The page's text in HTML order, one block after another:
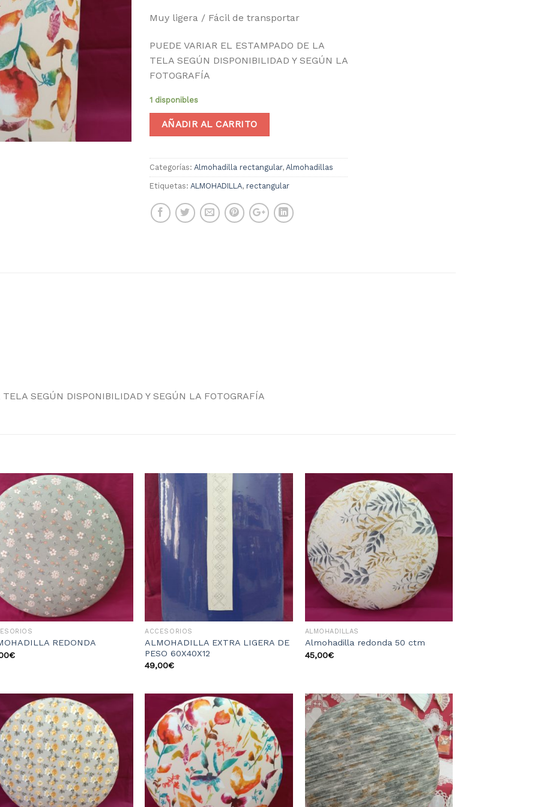
Muy ligera / Fácil de transportar
PUEDE VARIAR EL ESTAMPADO DE LA
TELA SEGÚN DISPONIBILIDAD Y SEGÚN LA
FOTOGRAFÍA
1 disponibles
AÑADIR AL CARRITO
Categorías: Almohadilla rectangular, Almohadillas
Etiquetas: ALMOHADILLA, rectangular
SEGÚN DISPONIBILIDAD Y SEGÚN LA FOTOGRAFÍA
Añadir
a la
lista
de
deseos
REDONDA
€
Añadir
de
ACCESORIOS
ALMOHADILLA EXTRA LIGERA DE
PESO 60X40X12
49,00€
Añadir
a la
lista
de
deseos
ALMOHADILLAS
Almohadilla redonda 50 ctm
45,00€
Añadir
a la
lista
de
deseos
Añadir
a la
lista
de
deseos
Añadir
a la
lista
de
deseos